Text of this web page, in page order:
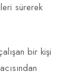
sürerek
bir kişi